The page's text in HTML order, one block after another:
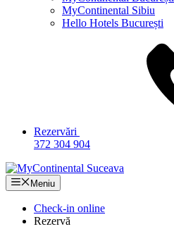
MyContinental Sibiu
Hello Hotels București
Rezervări
372 304 904
Meniu
Check-in online
Rezervă